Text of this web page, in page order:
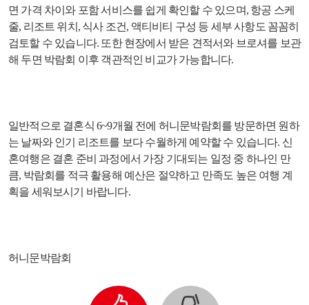
면 가격 차이와 포함 서비스를 쉽게 확인할 수 있으며, 항공 스케
줄, 리조트 위치, 식사 조건, 액티비티 구성 등 세부 사항도 꼼꼼히
검토할 수 있습니다. 또한 현장에서 받은 견적서와 브로셔를 보관
해 두면 박람회 이후 객관적인 비교가 가능합니다.
일반적으로 결혼식 6~9개월 전에 허니문박람회를 방문하면 원하
는 날짜와 인기 리조트를 보다 수월하게 예약할 수 있습니다. 신
혼여행은 결혼 준비 과정에서 가장 기대되는 일정 중 하나인 만
큼, 박람회를 적극 활용해 예산은 절약하고 만족도 높은 여행 계
획을 세워보시기 바랍니다.
허니문박람회